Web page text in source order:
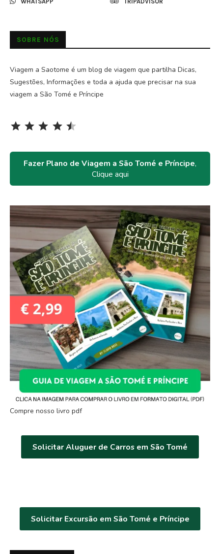
SOBRE NÓS
Viagem a Saotome é um blog de viagem que partilha Dicas,
Sugestões, Informações e toda a ajuda que precisar na sua
viagem a São Tomé e Príncipe
⭐⭐⭐ ⭐⭐
Fazer Plano de Viagem a São Tomé e Príncipe,
Clique aqui
Compre nosso livro pdf
Solicitar Aluguer de Carros em São Tomé
Solicitar Excursão em São Tomé e Príncipe